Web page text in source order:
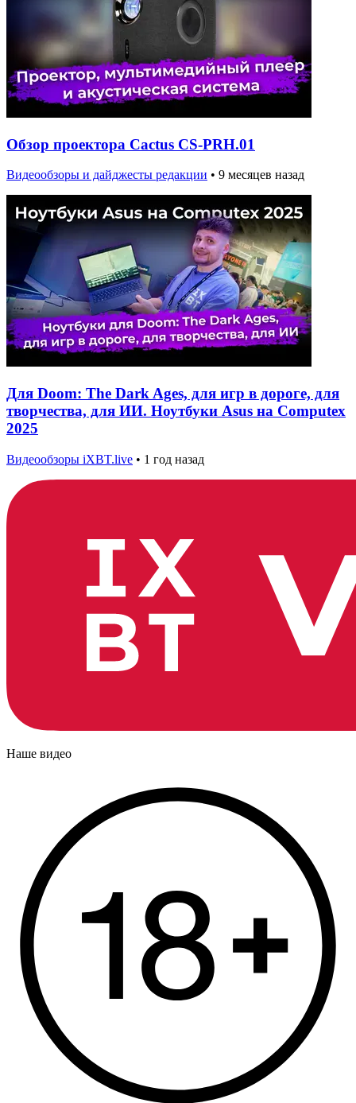
Обзор проектора Cactus CS-PRH.01
Видеообзоры и дайджесты редакции • 9 месяцев назад
Для Doom: The Dark Ages, для игр в дороге, для
творчества, для ИИ. Ноутбуки Asus на Computex
2025
Видеообзоры iXBT.live • 1 год назад
Наше видео